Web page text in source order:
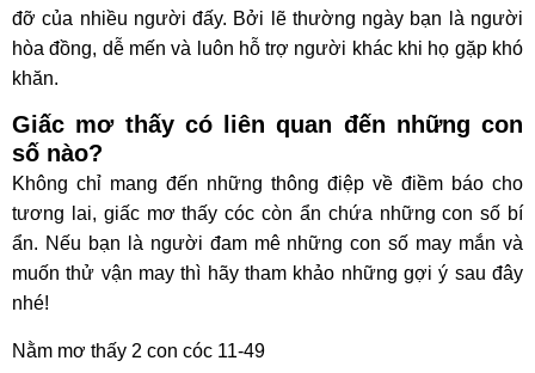
đỡ của nhiều người đấy. Bởi lẽ thường ngày bạn là người
hòa đồng, dễ mến và luôn hỗ trợ người khác khi họ gặp khó
khăn.
Giấc mơ thấy có liên quan đến những con
số nào?
Không chỉ mang đến những thông điệp về điềm báo cho
tương lai, giấc mơ thấy cóc còn ẩn chứa những con số bí
ẩn. Nếu bạn là người đam mê những con số may mắn và
muốn thử vận may thì hãy tham khảo những gợi ý sau đây
nhé!
Nằm mơ thấy 2 con cóc 11-49